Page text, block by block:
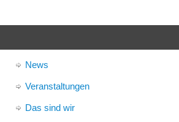
News
Veranstaltungen
Das sind wir